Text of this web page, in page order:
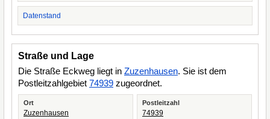
Datenstand
Straße und Lage
Die Straße Eckweg liegt in Zuzenhausen. Sie ist dem
Postleitzahlgebiet 74939 zugeordnet.
Ort
Zuzenhausen
Postleitzahl
74939